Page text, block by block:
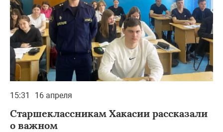
15:31 16 апреля
Старшеклассникам Хакасии рассказали
о важном